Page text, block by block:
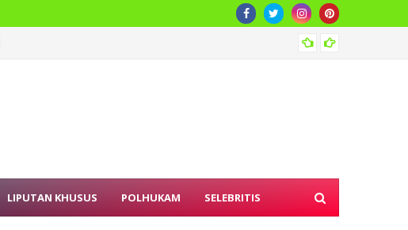
LIPUTAN KHUSUS POLHUKAM SELEBRITIS